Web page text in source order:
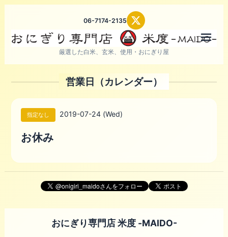
06-7174-2135
厳選した白米、玄米、使用・おにぎり屋
営業日（カレンダー）
指定なし 2019-07-24 (Wed)
お休み
おにぎり専門店 米度 -MAIDO-